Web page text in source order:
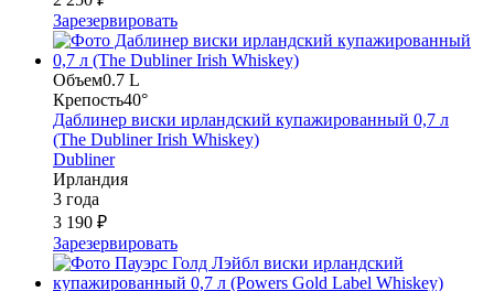
Зарезервировать
Объем0.7 L
Крепость40°
Даблинер виски ирландский купажированный 0,7 л
(The Dubliner Irish Whiskey)
Dubliner
Ирландия
3 года
3 190 ₽
Зарезервировать